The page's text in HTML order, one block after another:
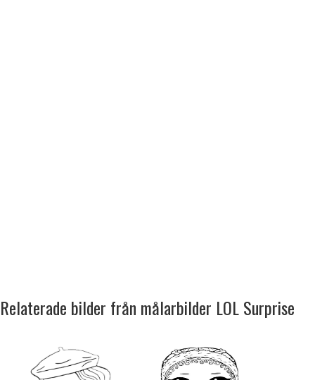
Relaterade bilder från målarbilder LOL Surprise